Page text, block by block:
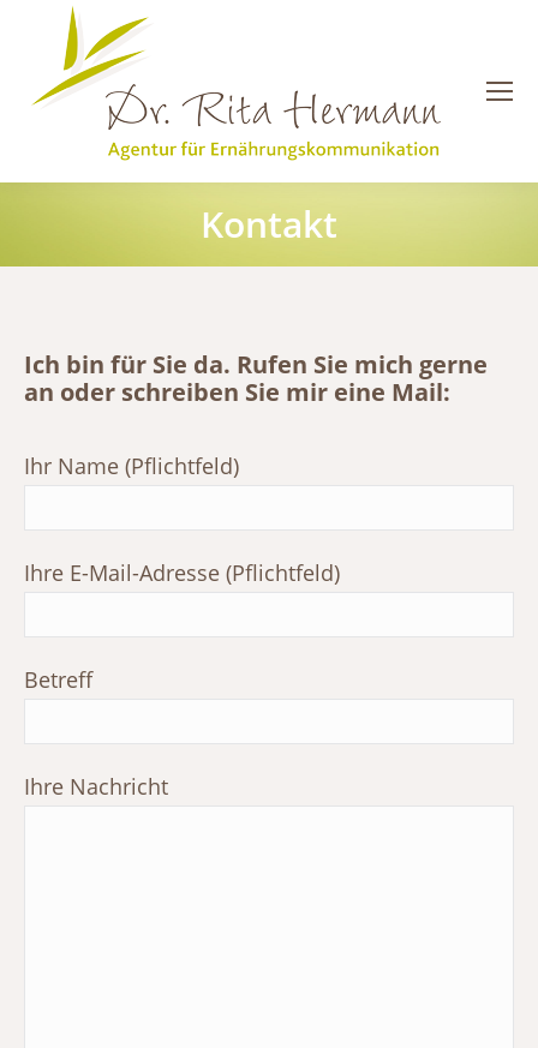
Kontakt
Sie befinden sich hier:
Ich bin für Sie da. Rufen Sie mich gerne
an oder schreiben Sie mir eine Mail:
Ihr Name (Pflichtfeld)
Ihre E-Mail-Adresse (Pflichtfeld)
Betreff
Ihre Nachricht